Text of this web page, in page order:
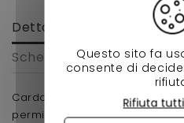
Dettagli
Scheda tecnica
Cardan- bellier jade gauche
permis en adaptable.
Questo sito fa
consente di
Rifiuta